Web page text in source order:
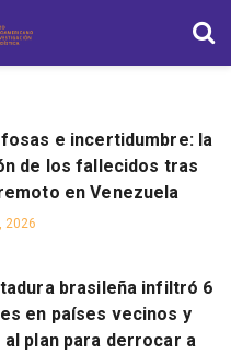
e incertidumbre: la
de los fallecidos tras
en Venezuela
2026
brasileña infiltró 6
en países vecinos y
al plan para derrocar a